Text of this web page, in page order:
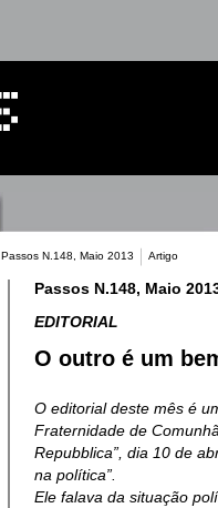
Passos N.148, Maio 2013 Artigo
Passos N.148, Maio
EDITORIAL
O outro é um
O editorial deste mês é
Fraternidade de
Repubblica”, dia 10 de
na política”.
Ele falava da situação